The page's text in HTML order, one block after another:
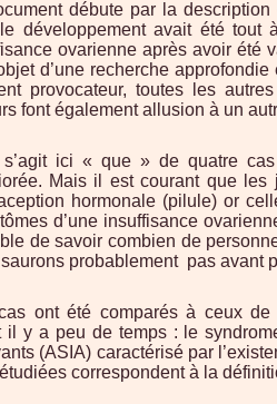
débute par la
développement avait été tout
ovarienne après avoir été
d’une recherche
provocateur, toutes les
font également allusion à un
s’agit ici « que » de quatre
Mais il est courant que les
hormonale (pilule) or
d’une insuffisance
de savoir combien de
probablement pas avant
ont été comparés à ceux de
il y a peu de temps : le
(ASIA) caractérisé par
correspondent à la